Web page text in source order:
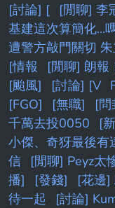
[討論] [
[閒聊] 李
基建這次算簡化...
遭警方敲門關切
[情報
[閒聊] 朗報
[颱風]
[討論] [V
[FGO]
[無職]
[
千萬去投0050
[
小傑、奇犽最後有
信
[閒聊] Peyz太
播]
[發錢]
[花邊]
待一起
[討論]